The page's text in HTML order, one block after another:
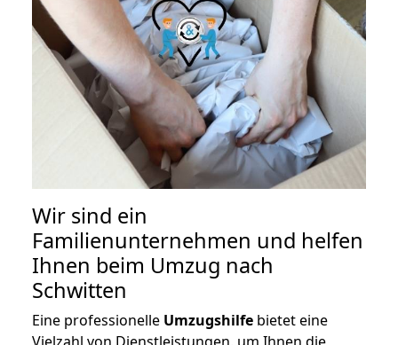
Wir sind ein
Familienunternehmen und helfen
Ihnen beim Umzug nach
Schwitten
Eine professionelle Umzugshilfe bietet eine